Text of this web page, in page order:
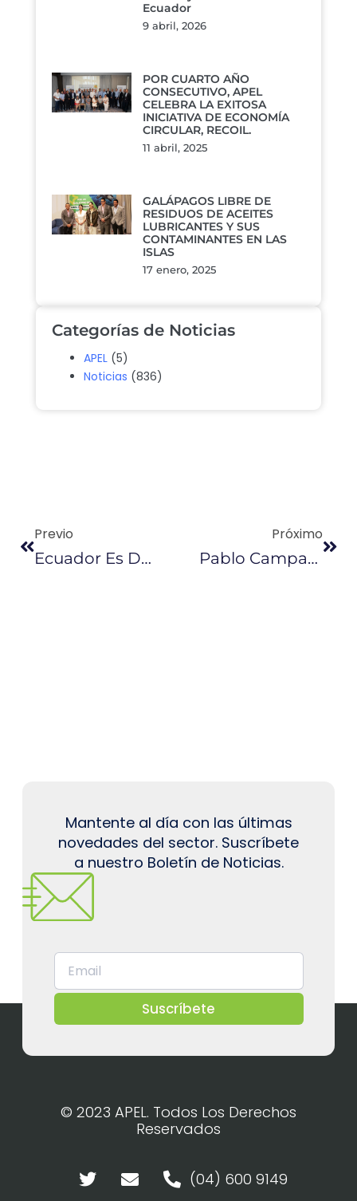
Ecuador
9 abril, 2026
POR CUARTO AÑO
CONSECUTIVO, APEL
CELEBRA LA EXITOSA
INICIATIVA DE ECONOMÍA
CIRCULAR, RECOIL.
11 abril, 2025
GALÁPAGOS LIBRE DE
RESIDUOS DE ACEITES
LUBRICANTES Y SUS
CONTAMINANTES EN LAS
ISLAS
17 enero, 2025
Categorías de Noticias
APEL (5)
Noticias (836)
Previo
Ecuador Es Designado Presidente Del Comité De Comercio Y Desarrollo De La OMC
Próximo
Pablo Campana Lanzará Campaña ‘Ecuador Nuevo Destino De Inversiones’
Mantente al día con las últimas
novedades del sector. Suscríbete
a nuestro Boletín de Noticias.
Suscríbete
© 2023 APEL. Todos Los Derechos
Reservados
(04) 600 9149